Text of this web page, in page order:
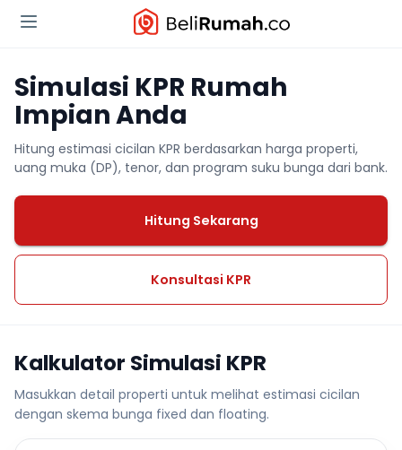
Simulasi KPR Rumah
Impian Anda
Hitung estimasi cicilan KPR berdasarkan harga properti,
uang muka (DP), tenor, dan program suku bunga dari bank.
Hitung Sekarang
Konsultasi KPR
Kalkulator Simulasi KPR
Masukkan detail properti untuk melihat estimasi cicilan
dengan skema bunga fixed dan floating.